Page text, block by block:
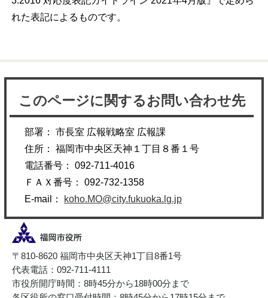
れた表記によるものです。
このページに関するお問い合わせ先
部署： 市長室 広報戦略室 広報課
住所： 福岡市中央区天神１丁目８番１号
電話番号： 092-711-4016
ＦＡＸ番号： 092-732-1358
E-mail：
koho.MO@city.fukuoka.lg.jp
〒810-8620 福岡市中央区天神1丁目8番1号
代表電話：092-711-4111
市役所開庁時間：8時45分から18時00分まで